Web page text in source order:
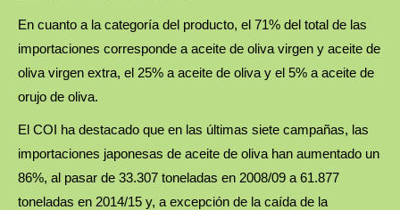
En cuanto a la categoría del producto, el 71% del total de las
importaciones corresponde a aceite de oliva virgen y aceite de
oliva virgen extra, el 25% a aceite de oliva y el 5% a aceite de
orujo de oliva.
El COI ha destacado que en las últimas siete campañas, las
importaciones japonesas de aceite de oliva han aumentado un
86%, al pasar de 33.307 toneladas en 2008/09 a 61.877
toneladas en 2014/15 y, a excepción de la caída de la